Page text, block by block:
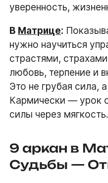
уверенность,
В Матрице:
нужно научиться
страстями,
любовь, терпение и
Это не грубая сила,
Кармически — урок
силы через мягкость.
9 аркан в
Судьбы —